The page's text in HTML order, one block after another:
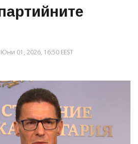
Юни 01, 2026, 16:50 EEST